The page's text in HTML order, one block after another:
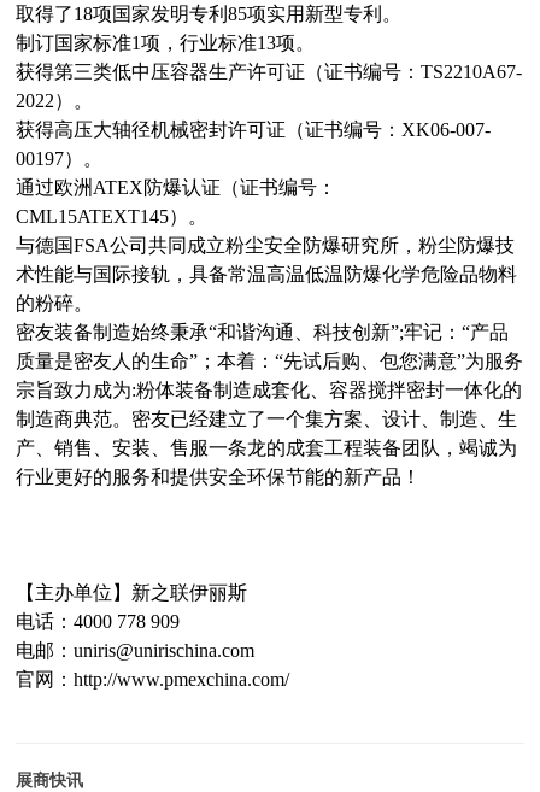
展商快讯
取得了18项国家发明专利85项实用新型专利。
制订国家标准1项，行业标准13项。
获得第三类低中压容器生产许可证（证书编号：TS2210A67-
2022）。
获得高压大轴径机械密封许可证（证书编号：XK06-007-
00197）。
通过欧洲ATEX防爆认证（证书编号：
CML15ATEXT145）。
与德国FSA公司共同成立粉尘安全防爆研究所，粉尘防爆技
术性能与国际接轨，具备常温高温低温防爆化学危险品物料
的粉碎。
密友装备制造始终秉承“和谐沟通、科技创新”;牢记：“产品
质量是密友人的生命”；本着：“先试后购、包您满意”为服务
宗旨致力成为:粉体装备制造成套化、容器搅拌密封一体化的
制造商典范。密友已经建立了一个集方案、设计、制造、生
产、销售、安装、售服一条龙的成套工程装备团队，竭诚为
行业更好的服务和提供安全环保节能的新产品！
【主办单位】新之联伊丽斯
电话：4000 778 909
电邮：uniris@unirischina.com
官网：http://www.pmexchina.com/